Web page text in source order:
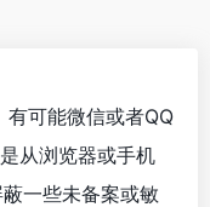
有可能微信或者QQ
从浏览器或手机
一些未备案或敏